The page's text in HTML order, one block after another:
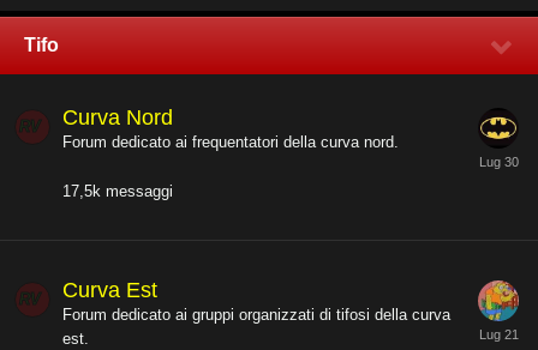
Tifo
Curva Nord
Forum dedicato ai frequentatori della curva nord.
17,5k messaggi
Curva Est
Forum dedicato ai gruppi organizzati di tifosi della curva
est.